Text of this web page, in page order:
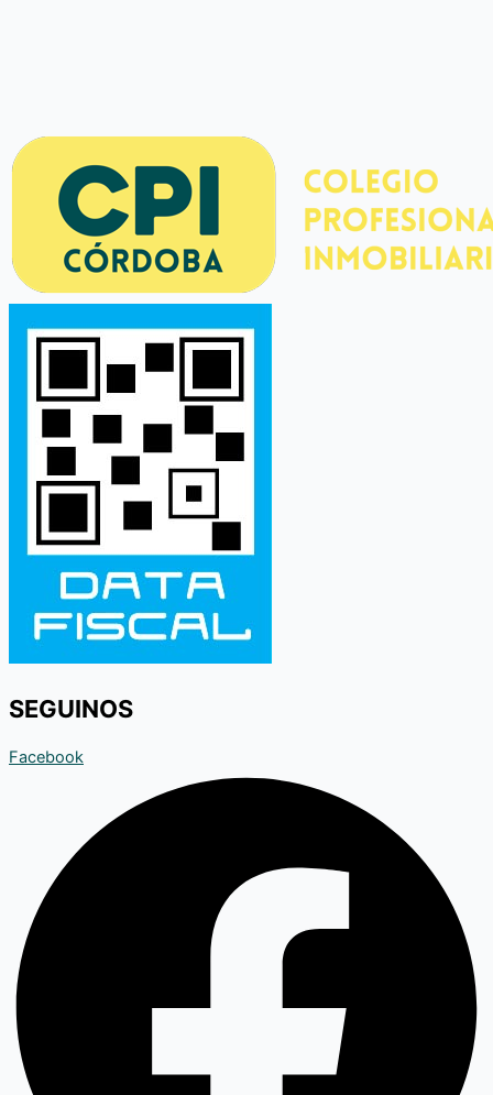
SEGUINOS
Facebook